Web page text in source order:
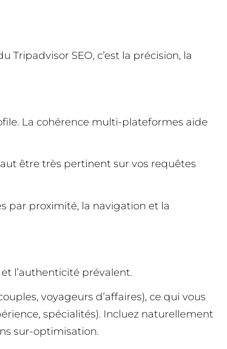
Tripadvisor SEO, c’est la précision, la
La cohérence multi-plateformes aide
être très pertinent sur vos requêtes
par proximité, la navigation et la
l’authenticité prévalent.
voyageurs d’affaires), ce qui vous
spécialités). Incluez naturellement
sur-optimisation.